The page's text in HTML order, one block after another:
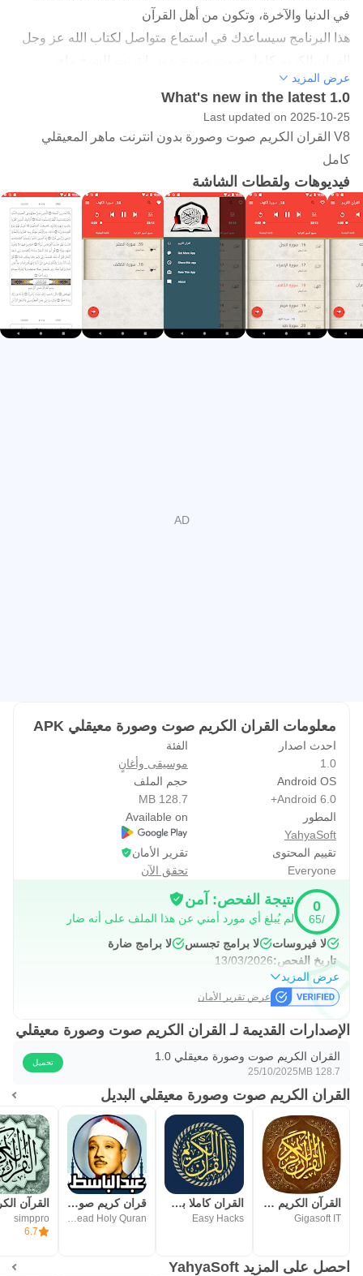
في الدنيا والآخرة، وتكون من أهل القرآن
هذا البرنامج سيساعدك في استماع متواصل لكتاب الله عز وجل
المعيقلي مع امكانية اعادة السورة.
إن واجهة تطبيق برنامج القرآن الكريم كامل صوت صورة بدون
نت لماهر المعيقلي بسيطة للغاية ما يمكنك من استخدام البرنامج
بكل سهولة ويسر ويمكنك أيضًا تشغيل التطبيق القرآن في الخلفية
أثناء العمل على برامج أخرى
يمكنك الآن استخدام التطبيق بكل سهولة والاستماع لسور القرآن
الكريم MP3 بصوت الشيخ ماهر المعيقلي وعيش حالة إيمانية
رائعة تتعمق فيها في معاني القرآن الكريم مستمتعًا بصوت الشيخ
ماهر المعيقلي الذي ينقلك لعالم آخر بصوته المميز.
لا تتردد وحمل التطبيق الآن واستمتع بتجربة إيمانية مختلفة مع
تطبيق القرآن الكريم Quran Karim بصوت ماهر المعيقلي .
عرض المزيد
What's new in the latest 1.0
Last updated on 2025-10-25
V8 القران الكريم صوت وصورة بدون انترنت ماهر المعيقلي
كامل
فيديوهات ولقطات الشاشة
معلومات القران الكريم صوت وصورة معيقلي APK
احدث اصدار
1.0
الفئة
موسيقى وأغانٍ
Android OS
Android 6.0+
حجم الملف
128.7 MB
المطور
YahyaSoft
Available on
تقييم المحتوى
Everyone
تقرير الأمان
تحقق الآن
0
/65
نتيجة الفحص: آمن
لم يُبلغ أي مورد أمني عن هذا الملف على أنه ضار
لا فيروسات
لا برامج تجسس
لا برامج ضارة
تاريخ الفحص:13/03/2026
عرض المزيد
عرض تقرير الأمان
الإصدارات القديمة لـ القران الكريم صوت وصورة معيقلي
القران الكريم صوت وصورة معيقلي 1.0
128.7 MB
25/10/2025
تحميل
القران الكريم صوت وصورة معيقلي البديل
القرآن الكريم بدون اعلانات
Gigasoft IT
القران كاملا بصوت جميع القراء
Easy Hacks
قران كريم صوت وصورة بدون نت
simppro
6.7
احصل على المزيد YahyaSoft